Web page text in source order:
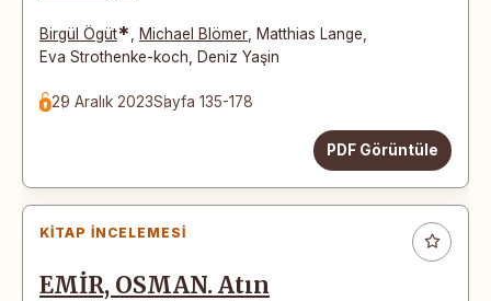
Birgül Ögüt* Michael Blömer Matthias Lange
Eva Strothenke-koch Deniz Yaşin
29 Aralık 2023Sayfa 135-178
PDF Görüntüle
KITAP İNCELEMESI
EMİR, OSMAN. Atın